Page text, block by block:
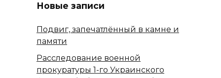
Новые записи
Подвиг, запечатлённый в камне и
памяти
Расследование военной
прокуратуры 1-го Украинского